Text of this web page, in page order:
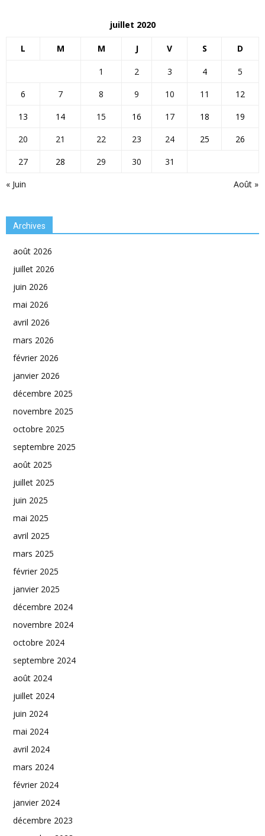
juillet 2020
L M M J V S D
« Juin Août »
1 2 3 4
5
6
7 8 9 10 11
12
13
14 15 16 17 18
19
20
21 22 23 24 25
26
27
28 29 30 31
Archives
août 2026
juillet 2026
juin 2026
mai 2026
avril 2026
mars 2026
février 2026
janvier 2026
décembre 2025
novembre 2025
octobre 2025
septembre 2025
août 2025
juillet 2025
juin 2025
mai 2025
avril 2025
mars 2025
février 2025
janvier 2025
décembre 2024
novembre 2024
octobre 2024
septembre 2024
août 2024
juillet 2024
juin 2024
mai 2024
avril 2024
mars 2024
février 2024
janvier 2024
décembre 2023